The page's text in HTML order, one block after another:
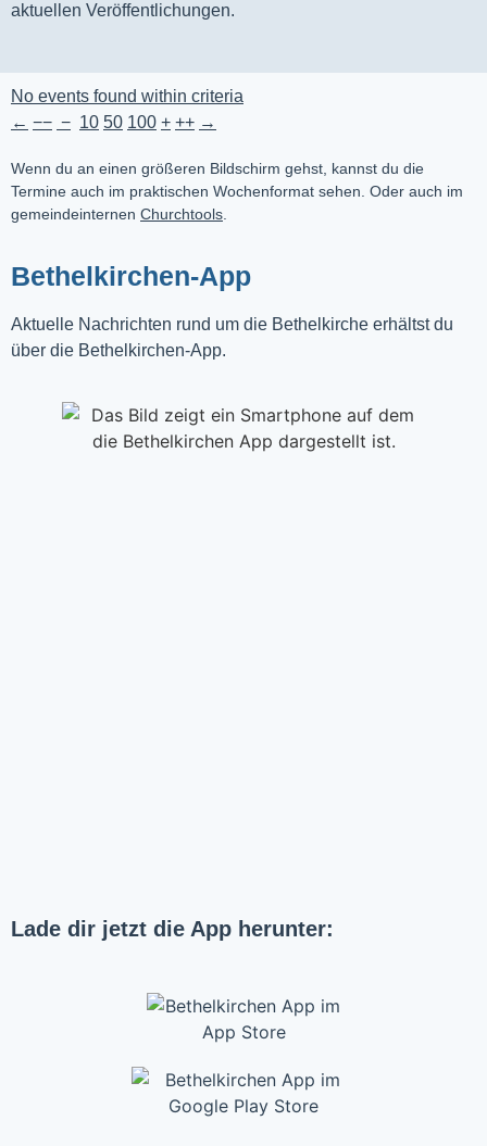
aktuellen Veröffentlichungen.
No events found within criteria
← −− − 10 50 100 + ++ →
Wenn du an einen größeren Bildschirm gehst, kannst du die
Termine auch im praktischen Wochenformat sehen. Oder auch im
gemeindeinternen Churchtools
Bethelkirchen-App
Aktuelle Nachrichten rund um die Bethelkirche erhältst du
über die Bethelkirchen-App.
Lade dir jetzt die App herunter: